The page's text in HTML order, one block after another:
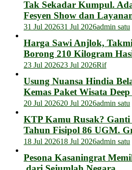
Tak Sekadar Kumpul.
Fesyen Show dan
31 Jul 202631 Jul 2026admin satu
Harga Sawi Anjlok,
Borong 210 Kilogram
23 Jul 202623 Jul 2026Rif
Usung Nuansa Hindia
Kemas Paket Wisata
20 Jul 202620 Jul 2026admin satu
KTP Kamu Rusak?
Tahun Fisipol 86 UGM.
18 Jul 202618 Jul 2026admin satu
Pesona Kasaningrat